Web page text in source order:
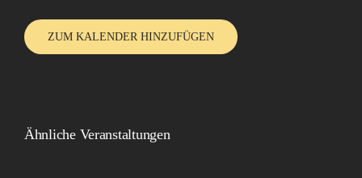
ZUM KALENDER HINZUFÜGEN
Ähnliche Veranstaltungen